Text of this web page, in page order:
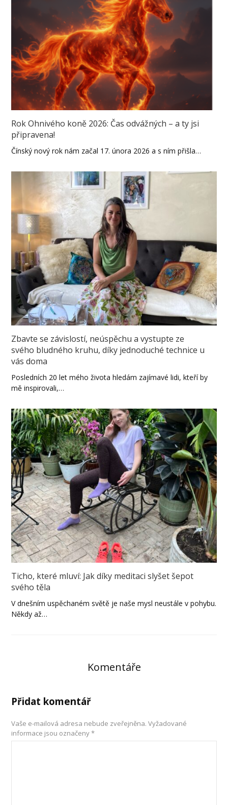
Rok Ohnivého koně 2026: Čas odvážných – a ty jsi
připravena!
Čínský nový rok nám začal 17. února 2026 a s ním přišla…
Zbavte se závislostí, neúspěchu a vystupte ze
svého bludného kruhu, díky jednoduché technice u
vás doma
Posledních 20 let mého života hledám zajímavé lidi, kteří by
mě inspirovali,…
Ticho, které mluví: Jak díky meditaci slyšet šepot
svého těla
V dnešním uspěchaném světě je naše mysl neustále v pohybu.
Někdy až…
Komentáře
Přidat komentář
Vaše e-mailová adresa nebude zveřejněna. Vyžadované
informace jsou označeny*